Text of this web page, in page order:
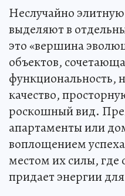
Неслучайно
выделяют в
это «вершина
объектов,
функциональность,
качество,
роскошный вид.
апартаменты или
воплощением
местом их силы, где
придает энергии